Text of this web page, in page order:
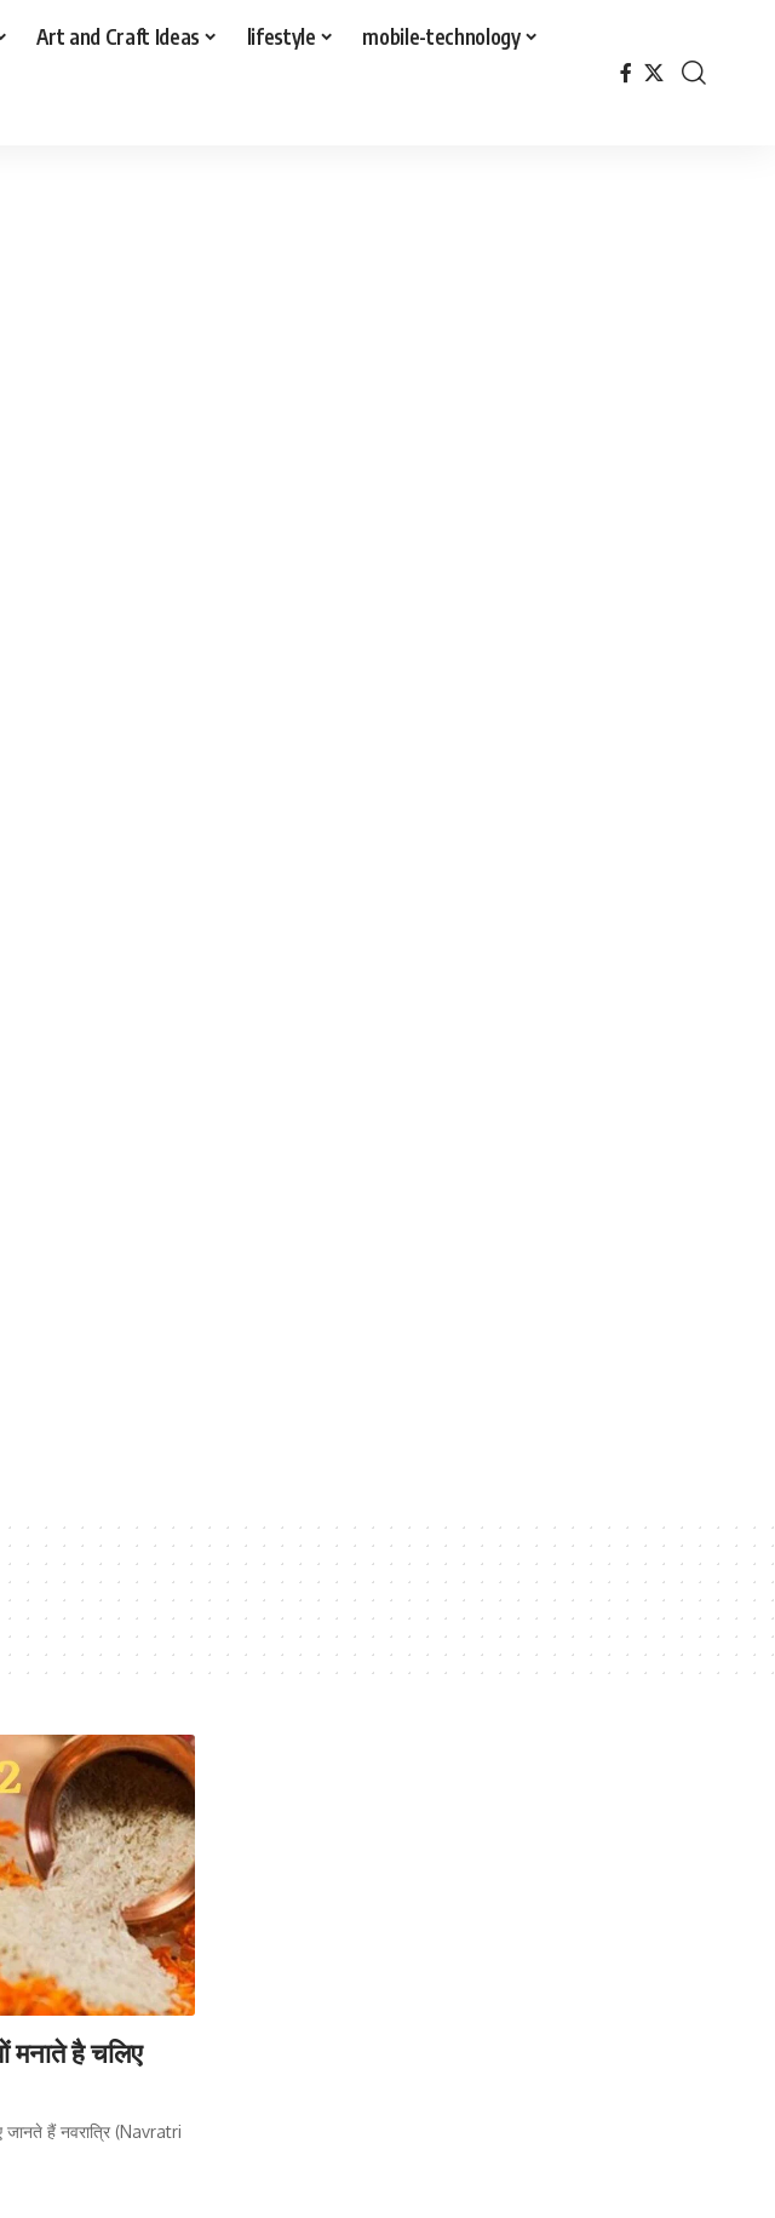
Art and Craft Ideas lifestyle mobile-technology
मनाते है चलिए
हैं नवरात्रि (Navratri